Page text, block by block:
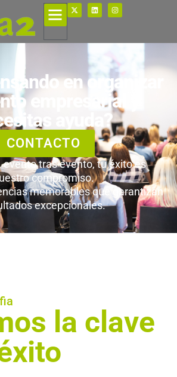
en organizar
empresarial y
ayuda?
CONTACTO
evento tras evento, tu éxito es
compromiso.
memorables que garantizan
excepcionales.
la clave